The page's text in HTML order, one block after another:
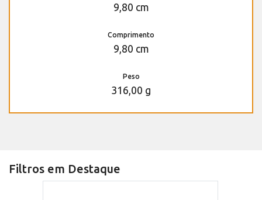
9,80 cm
Comprimento
9,80 cm
Peso
316,00 g
Filtros em Destaque